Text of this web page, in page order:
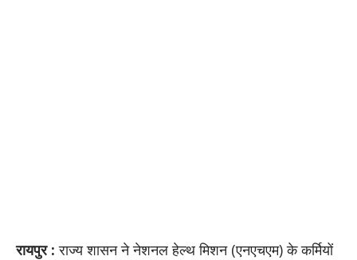
रायपुर : राज्य शासन ने नेशनल हेल्थ मिशन (एनएचएम) के कर्मियों